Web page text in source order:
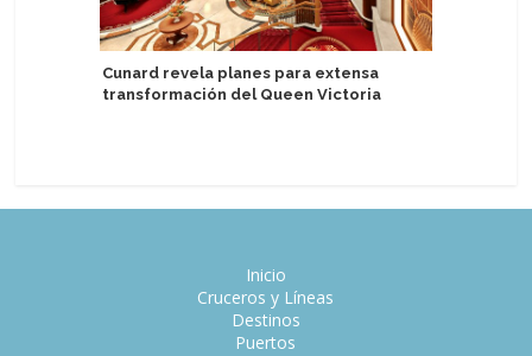
Cunard revela planes para extensa
transformación del Queen Victoria
Inicio
Cruceros y Líneas
Destinos
Puertos